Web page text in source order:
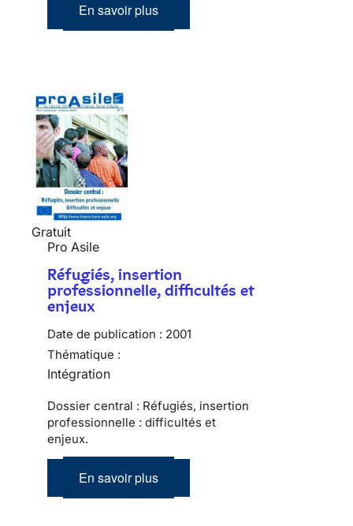
En savoir plus
Gratuit
Pro Asile
Réfugiés, insertion
professionnelle, difficultés et
enjeux
Date de publication : 2001
Thématique :
Intégration
Dossier central : Réfugiés, insertion
professionnelle : difficultés et
enjeux.
En savoir plus